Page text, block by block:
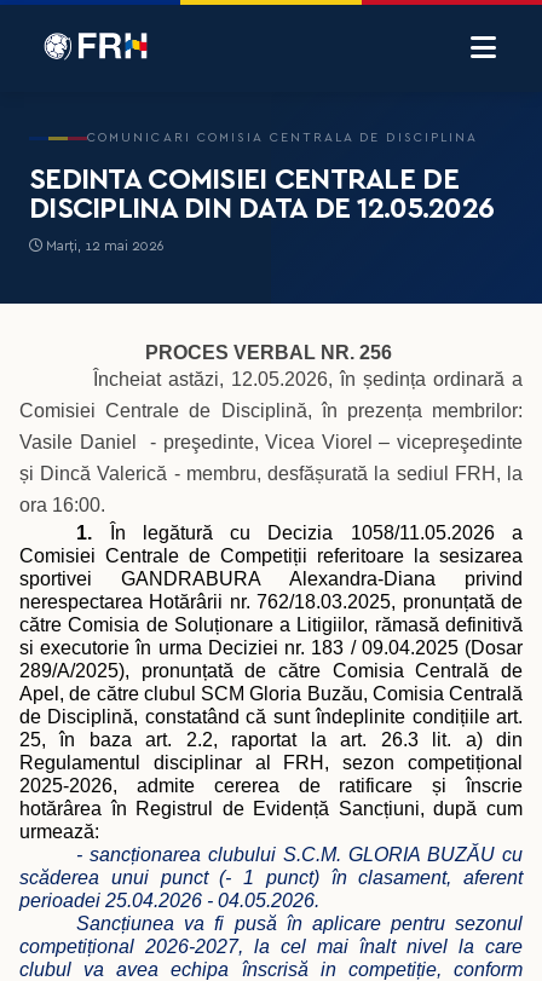
COMUNICARI COMISIA CENTRALA DE DISCIPLINA
SEDINTA COMISIEI CENTRALE DE
DISCIPLINA DIN DATA DE 12.05.2026
Marți, 12 mai 2026
PROCES VERBAL NR. 256
Încheiat astăzi, 12.05.2026, în ședința ordinară a
Comisiei Centrale de Disciplină, în prezența membrilor:
Vasile Daniel - preşedinte, Vicea Viorel – vicepreşedinte
și Dincă Valerică - membru, desfășurată la sediul FRH, la
ora 16:00.
1.
În legătură cu Decizia 1058/11.05.2026 a
Comisiei Centrale de Competiții referitoare la sesizarea
sportivei GANDRABURA Alexandra-Diana privind
nerespectarea Hotărârii nr. 762/18.03.2025, pronunțată de
către Comisia de Soluționare a Litigiilor, rămasă definitivă
si executorie în urma Deciziei nr. 183 / 09.04.2025 (Dosar
289/A/2025), pronunțată de către Comisia Centrală de
Apel, de către clubul SCM Gloria Buzău, Comisia Centrală
de Disciplină, constatând că sunt îndeplinite condițiile art.
25, în baza art. 2.2, raportat la art. 26.3 lit. a) din
Regulamentul disciplinar al FRH, sezon competițional
2025-2026, admite cererea de ratificare și înscrie
hotărârea în Registrul de Evidență Sancțiuni, după cum
urmează:
- sancționarea clubului S.C.M. GLORIA BUZĂU cu
scăderea unui punct (- 1 punct) în clasament, aferent
perioadei 25.04.2026 - 04.05.2026.
Sancțiunea va fi pusă în aplicare pentru sezonul
competițional 2026-2027, la cel mai înalt nivel la care
clubul va avea echipa înscrisă in competiție, conform